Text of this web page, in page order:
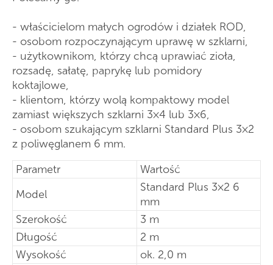
- właścicielom małych ogrodów i działek ROD,
- osobom rozpoczynającym uprawę w szklarni,
- użytkownikom, którzy chcą uprawiać zioła,
rozsadę, sałatę, paprykę lub pomidory
koktajlowe,
- klientom, którzy wolą kompaktowy model
zamiast większych szklarni 3×4 lub 3×6,
- osobom szukającym szklarni Standard Plus 3×2
z poliwęglanem 6 mm.
Parametr
Wartość
Model
Standard Plus 3×2 6
mm
Szerokość
3 m
Długość
2 m
Wysokość
ok. 2,0 m